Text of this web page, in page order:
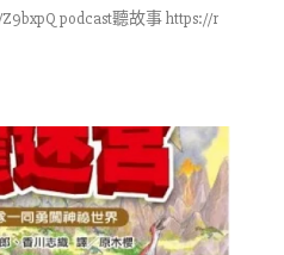
podcast聽故事 https://r